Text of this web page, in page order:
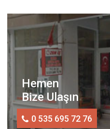
Hemen
Bize Ulaşın
0 535 695 72 76